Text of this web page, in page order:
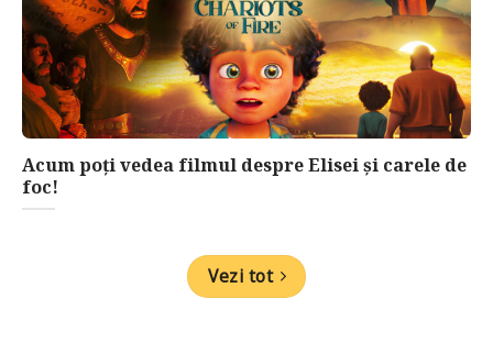
Acum poți vedea filmul despre Elisei și carele de
foc!
Vezi tot